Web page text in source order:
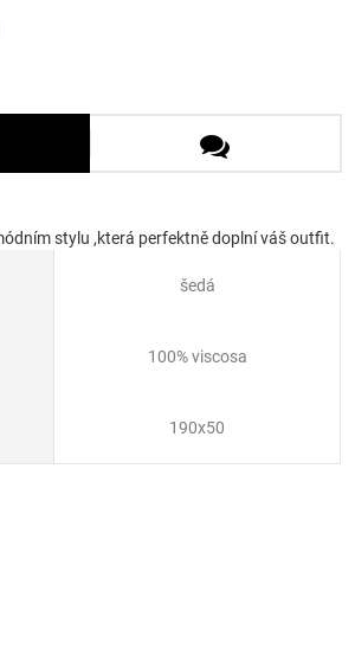
stylu ,která perfektně doplní váš outfit.
šedá
100% viscosa
190x50